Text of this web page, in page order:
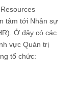
tâm tới Nhân sự
Ở đây có các
vực Quản trị
tổ chức: